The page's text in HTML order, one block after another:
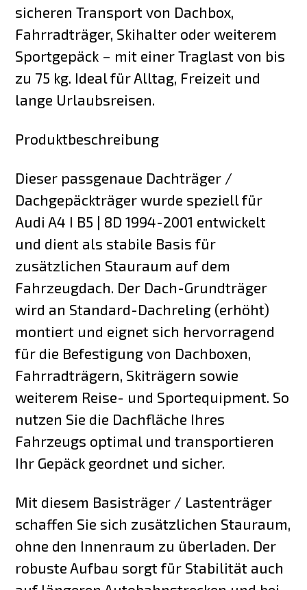
sicheren Transport von Dachbox,
Fahrradträger, Skihalter oder weiterem
Sportgepäck – mit einer Traglast von bis
zu 75 kg. Ideal für Alltag, Freizeit und
lange Urlaubsreisen.
Produktbeschreibung
Dieser passgenaue Dachträger /
Dachgepäckträger wurde speziell für
Audi A4 I B5 | 8D 1994-2001 entwickelt
und dient als stabile Basis für
zusätzlichen Stauraum auf dem
Fahrzeugdach. Der Dach-Grundträger
wird an Standard-Dachreling (erhöht)
montiert und eignet sich hervorragend
für die Befestigung von Dachboxen,
Fahrradträgern, Skiträgern sowie
weiterem Reise- und Sportequipment. So
nutzen Sie die Dachfläche Ihres
Fahrzeugs optimal und transportieren
Ihr Gepäck geordnet und sicher.
Mit diesem Basisträger / Lastenträger
schaffen Sie sich zusätzlichen Stauraum,
ohne den Innenraum zu überladen. Der
robuste Aufbau sorgt für Stabilität auch